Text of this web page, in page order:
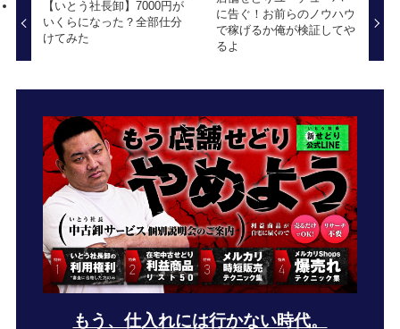
【いとう社長卸】7000円が
いくらになった？全部仕分
けてみた
に告ぐ！お前らのノウハウ
で稼げるか俺が検証してや
るよ
もう、仕入れには行かない時代。